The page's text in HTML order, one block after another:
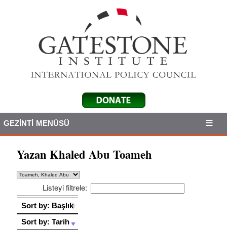
GEZINTI MENÜSÜ
Yazan Khaled Abu Toameh
Listeyi filtrele:
Sort by: Başlık
Sort by: Tarih
Sort by: Başlık
Sort by: Tarih